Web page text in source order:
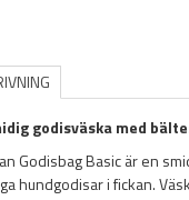
godisväska med
Godisbag Basic är en
hundgodisar i fickan.